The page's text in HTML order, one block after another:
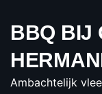
BBQ BIJ
Ambachtelijk